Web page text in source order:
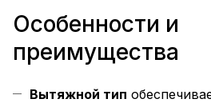
Особенности и
преимущества
Вытяжной тип